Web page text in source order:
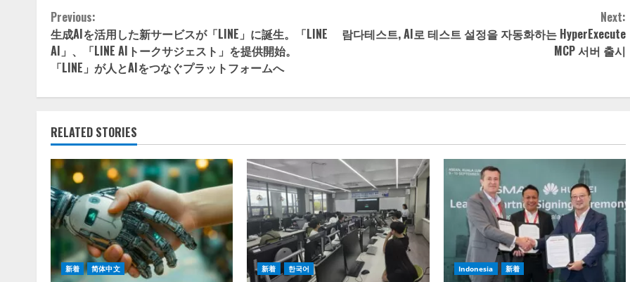
Continue
Reading
Previous:
生成AIを活用した新サービスが「LINE」に誕生。「LINE
AI」、「LINE AIトークサジェスト」を提供開始。
「LINE」が人とAIをつなぐプラットフォームへ
Next:
람다테스트, AI로 테스트 설정을 자동화하는 HyperExecute
MCP 서버 출시
RELATED STORIES
新着 简体中文 新着 한국어 Indonesia 新着